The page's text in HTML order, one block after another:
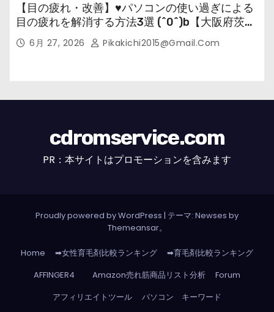
【目の疲れ・改善】♥パソコンの使い過ぎによる
目の疲れを解消する方法3選 (^0^)b【大阪府茨木
市の女性・美容鍼灸・整体師が教えます。】
6月 27, 2026 Pikakichi2015@gmail.com
cdromservice.com
PR：本サイトはプロモーションを含みます
Proudly powered by WordPress | テーマ: Newses by
Themeansar。
Home ➡女性育毛剤比較ランキング
➡育毛剤比較ランキング
AFFINGER4
Amazon売れ筋商品リスト分析
Forum
アフィリエイトツール
パソコン キーワード